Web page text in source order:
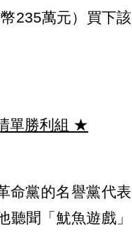
235萬元）買下該
單勝利組 ★
命黨的名譽黨代表
聞「魷魚遊戲」